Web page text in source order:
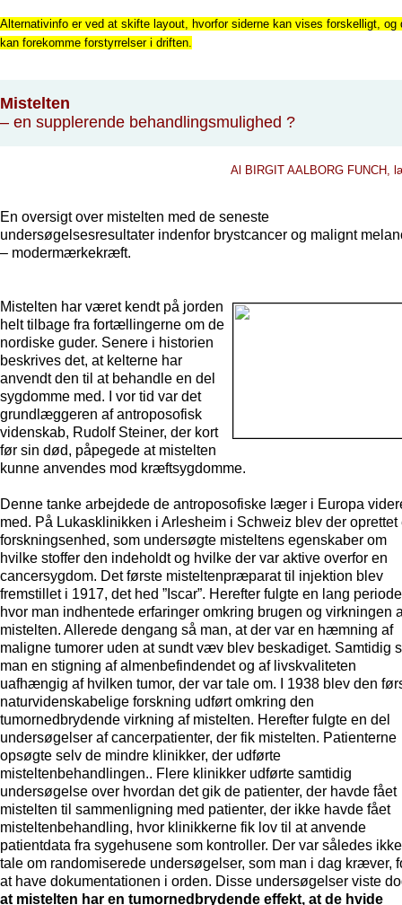
Alternativinfo er ved at skifte layout, hvorfor siderne kan vises forskelligt, og
kan forekomme forstyrrelser i driften.
Mistelten
– en supplerende behandlingsmulighed ?
Al BIRGIT AALBORG FUNCH,
En oversigt over mistelten med de seneste
undersøgelsesresultater indenfor brystcancer og malignt
– modermærkekræft.
Mistelten har været kendt på jorden
helt tilbage fra fortællingerne om de
nordiske guder. Senere i historien
beskrives det, at kelterne har
anvendt den til at behandle en del
sygdomme med. I vor tid var det
grundlæggeren af antroposofisk
videnskab, Rudolf Steiner, der kort
før sin død, påpegede at mistelten
kunne anvendes mod kræftsygdomme.
Denne tanke arbejdede de antroposofiske læger i Europa
med. På Lukasklinikken i Arlesheim i Schweiz blev der oprettet
forskningsenhed, som undersøgte misteltens egenskaber om
hvilke stoffer den indeholdt og hvilke der var aktive overfor en
cancersygdom. Det første misteltenpræparat til injektion blev
fremstillet i 1917, det hed ”Iscar”. Herefter fulgte en lang
hvor man indhentede erfaringer omkring brugen og virkningen
mistelten. Allerede dengang så man, at der var en hæmning af
maligne tumorer uden at sundt væv blev beskadiget. Samtidig
man en stigning af almenbefindendet og af livskvaliteten
uafhængig af hvilken tumor, der var tale om. I 1938 blev den
naturvidenskabelige forskning udført omkring den
tumornedbrydende virkning af mistelten. Herefter fulgte en del
undersøgelser af cancerpatienter, der fik mistelten. Patienterne
opsøgte selv de mindre klinikker, der udførte
misteltenbehandlingen.. Flere klinikker udførte samtidig
undersøgelse over hvordan det gik de patienter, der havde fået
mistelten til sammenligning med patienter, der ikke havde fået
misteltenbehandling, hvor klinikkerne fik lov til at anvende
patientdata fra sygehusene som kontroller. Der var således ikke
tale om randomiserede undersøgelser, som man i dag kræver,
at have dokumentationen i orden. Disse undersøgelser viste
at mistelten har en tumornedbrydende effekt, at de hvide